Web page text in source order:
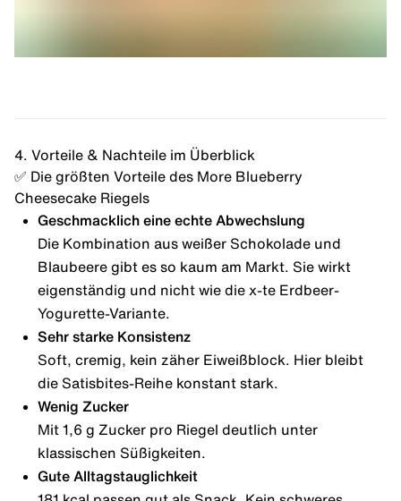
4. Vorteile & Nachteile im Überblick
✅ Die größten Vorteile des More Blueberry
Cheesecake Riegels
Geschmacklich eine echte Abwechslung
Die Kombination aus weißer Schokolade und
Blaubeere gibt es so kaum am Markt. Sie wirkt
eigenständig und nicht wie die x-te Erdbeer-
Yogurette-Variante.
Sehr starke Konsistenz
Soft, cremig, kein zäher Eiweißblock. Hier bleibt
die Satisbites-Reihe konstant stark.
Wenig Zucker
Mit 1,6 g Zucker pro Riegel deutlich unter
klassischen Süßigkeiten.
Gute Alltagstauglichkeit